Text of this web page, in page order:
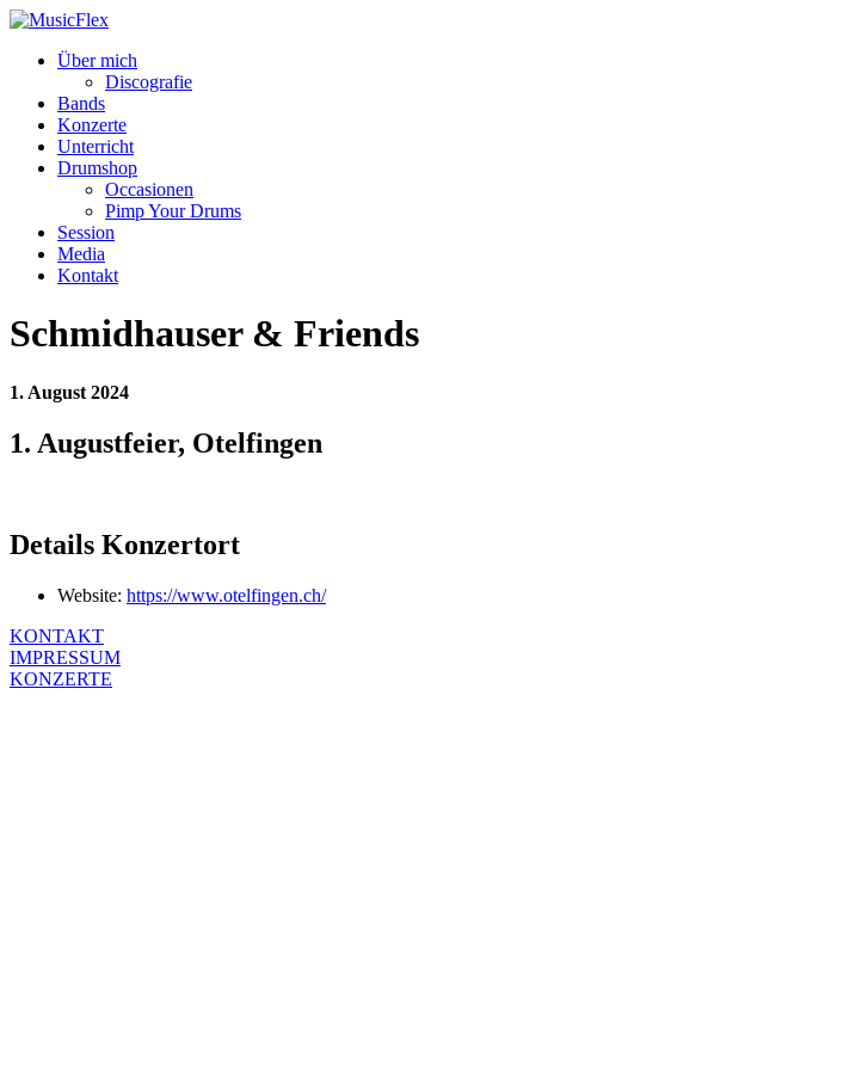
Über mich
Discografie
Bands
Konzerte
Unterricht
Drumshop
Occasionen
Pimp Your Drums
Session
Media
Kontakt
Schmidhauser & Friends
1. August 2024
1. Augustfeier, Otelfingen
Details Konzertort
Website: https://www.otelfingen.ch/
KONTAKT
IMPRESSUM
KONZERTE